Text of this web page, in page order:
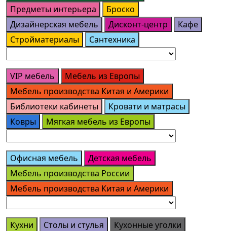
Предметы интерьера
Броско
Дизайнерская мебель
Дисконт-центр
Кафе
Стройматериалы
Сантехника
VIP мебель
Мебель из Европы
Мебель производства Китая и Америки
Библиотеки кабинеты
Кровати и матрасы
Ковры
Мягкая мебель из Европы
Офисная мебель
Детская мебель
Мебель производства России
Мебель производства Китая и Америки
Кухни Столы и стулья Кухонные уголки